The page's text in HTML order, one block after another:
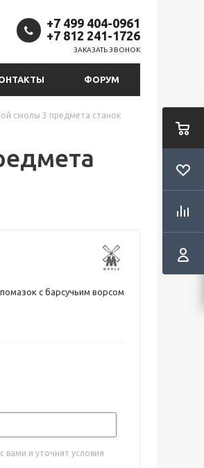
+7 499 404-0961
+7 812 241-1726
ЗАКАЗАТЬ ЗВОНОК
ФОРУМ
смолы 3 предмета станок
с барсучьим ворсом
и уточнят условия